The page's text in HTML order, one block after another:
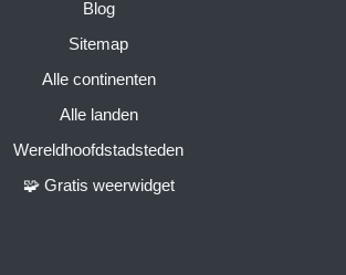
Blog
Sitemap
Alle continenten
Alle landen
Wereldhoofdstadsteden
🧩 Gratis weerwidget